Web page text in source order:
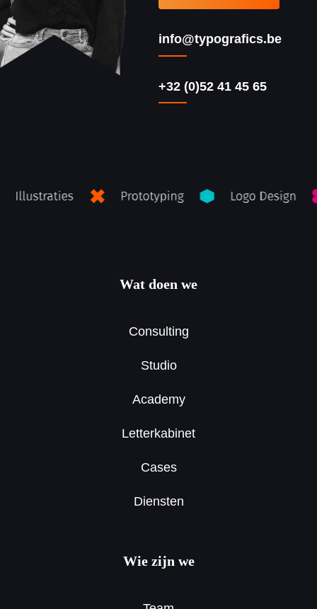
info@typografics.be
+32 (0)52 41 45 65
Wat doen we
Consulting
Studio
Academy
Letterkabinet
Cases
Diensten
Wie zijn we